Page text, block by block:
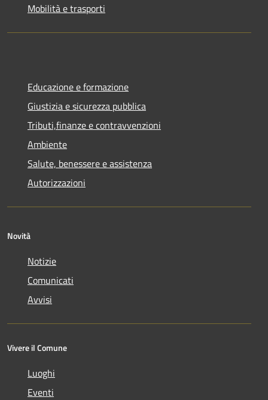
Mobilità e trasporti
Educazione e formazione
Giustizia e sicurezza pubblica
Tributi,finanze e contravvenzioni
Ambiente
Salute, benessere e assistenza
Autorizzazioni
Novità
Notizie
Comunicati
Avvisi
Vivere il Comune
Luoghi
Eventi